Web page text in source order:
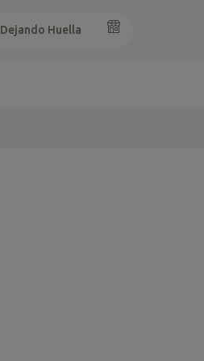
Dejando Huella